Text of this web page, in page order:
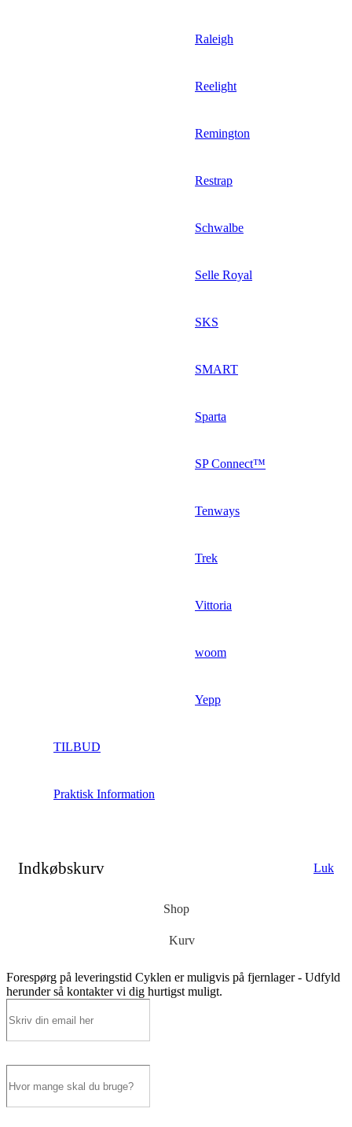
Raleigh
Reelight
Remington
Restrap
Schwalbe
Selle Royal
SKS
SMART
Sparta
SP Connect™
Tenways
Trek
Vittoria
woom
Yepp
TILBUD
Praktisk Information
Indkøbskurv Luk
Shop
Kurv
Forespørg på leveringstid Cyklen er muligvis på fjernlager - Udfyld
herunder så kontakter vi dig hurtigst muligt.